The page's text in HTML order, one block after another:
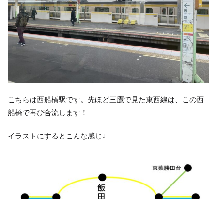
こちらは西船橋駅です。先ほど三鷹で見た東西線は、この西
船橋で再び合流します！
イラストにするとこんな感じ↓